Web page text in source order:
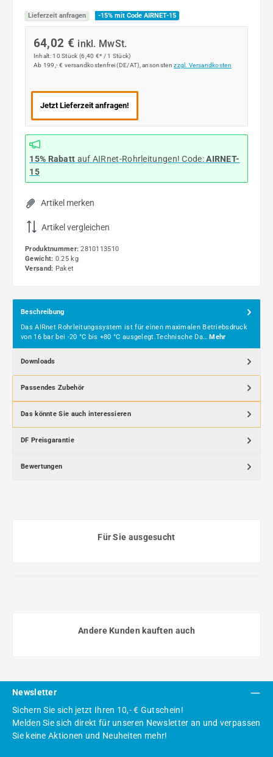
Lieferzeit anfragen -15% mit Code AIRNET-15
64,02 € inkl. MwSt.
Inhalt: 10 Stück (6,40 €* / 1 Stück)
Ab 199,- € versandkostenfrei (DE/AT), ansonstenzzgl. Versandkosten
Jetzt Lieferzeit anfragen!
15% Rabatt auf AIRnet-Rohrleitungen! Code:AIRNET-
15
Artikel merken
Artikel vergleichen
Produktnummer: 2810113510
Gewicht: 0.25 kg
Versand: Paket
Beschreibung
Das AIRnet Rohrleitungssystem ist für einen maximalen Betriebsdruck
von 16 bar bei -20 °C bis +80 °C ausgelegt.Technische Da…Mehr
Downloads
Passendes Zubehör
Das könnte Sie auch interessieren
DF Preisgarantie
Bewertungen
Für Sie ausgesucht
Andere Kunden kauften auch
Newsletter
Sichern Sie sich jetzt Ihren 10,- € Gutschein!
Melden Sie sich direkt für unseren Newsletter an und verpassen
Sie keine Aktionen und Neuheiten mehr!